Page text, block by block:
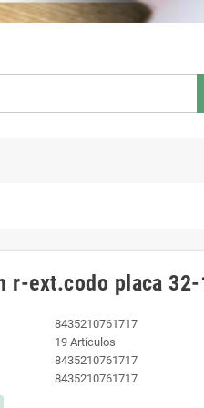
r-ext.codo placa
8435210761717
19 Artículos
8435210761717
8435210761717